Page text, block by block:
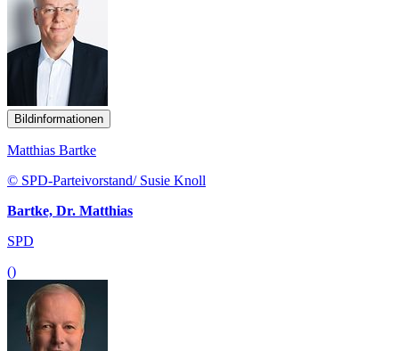
Bildinformationen
Matthias Bartke
© SPD-Parteivorstand/ Susie Knoll
Bartke, Dr. Matthias
SPD
()